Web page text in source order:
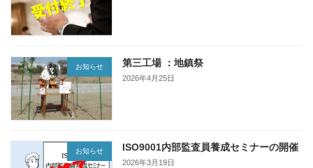
お知らせ 第三工場 ：地鎮祭
2026年4月25日
お知らせ ISO9001内部監査員養成セミナーの開催
2026年3月19日